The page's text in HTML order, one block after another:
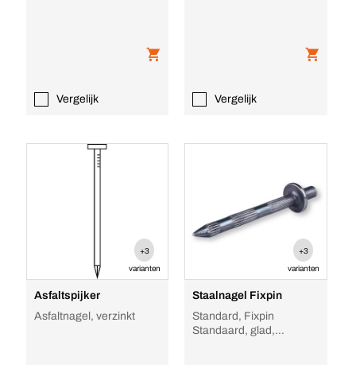
Vergelijk Vergelijk
+3
varianten
Asfaltspijker
Asfaltnagel, verzinkt
+3
varianten
Staalnagel Fixpin
Standard, Fixpin
Standaard, glad,